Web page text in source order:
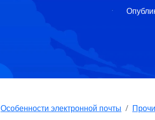
Особенности электронной почты